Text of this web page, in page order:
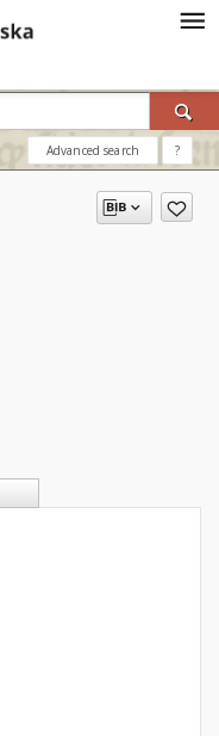
Advanced search ?